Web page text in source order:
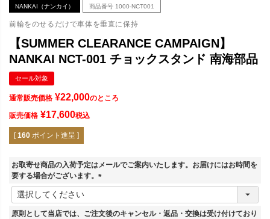
NANKAI（ナンカイ） 商品番号 1000-NCT001
前輪をのせるだけで車体を垂直に保持
【SUMMER CLEARANCE CAMPAIGN】
NANKAI NCT-001 チョックスタンド 南海部品
セール対象
通常販売価格 ¥22,000のところ
販売価格 ¥17,600税込
[ 160 ポイント進呈 ]
お取寄せ商品の入荷予定はメールでご案内いたします。お届けにはお時間を
要する場合がございます。
(
須
原則として当店では、ご注文後のキャンセル・返品・交換は受け付けており